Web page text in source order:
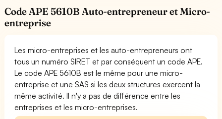
Code APE 5610B Auto-entrepreneur et Micro-
entreprise
Les micro-entreprises et les auto-entrepreneurs ont
tous un numéro SIRET et par conséquent un code APE.
Le code APE 5610B est le même pour une micro-
entreprise et une SAS si les deux structures exercent la
même activité. Il n'y a pas de différence entre les
entreprises et les micro-entreprises.